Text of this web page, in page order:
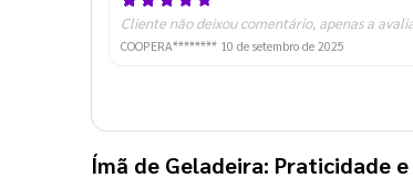
Cliente não deixou comentário, apenas a
COOPERA******** 10 de setembro de 2025
Ímã de Geladeira: Praticidade